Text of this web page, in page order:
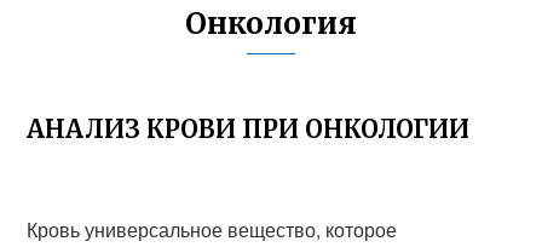
Онкология
АНАЛИЗ КРОВИ ПРИ ОНКОЛОГИИ
Кровь универсальное вещество, которое